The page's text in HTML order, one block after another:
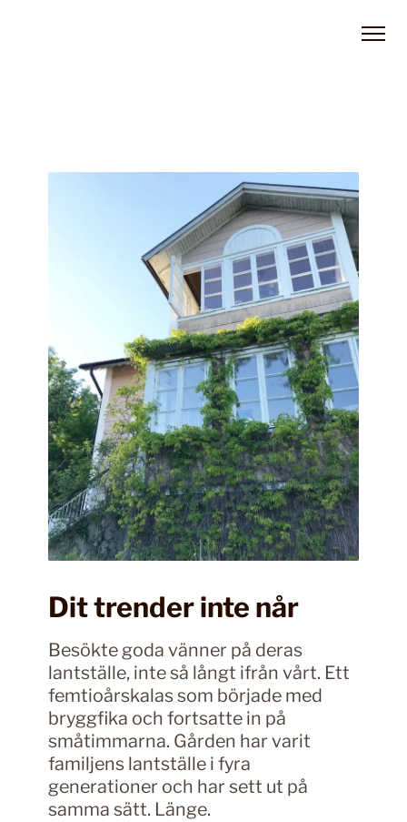
Dit trender inte når
Besökte goda vänner på deras
lantställe, inte så långt ifrån vårt. Ett
femtioårskalas som började med
bryggfika och fortsatte in på
småtimmarna. Gården har varit
familjens lantställe i fyra
generationer och har sett ut på
samma sätt. Länge.